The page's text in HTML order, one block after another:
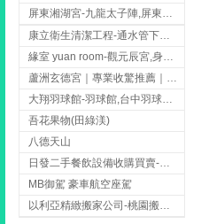
屏東湘湖宮-九龍太子陣,屏東九龍太子陣
康立衛生清潔工程-通水管下水道 清排水溝 台北抽水肥 台北洗污水管 桃園洗污水管下水道
緣室 yuan room-觀元辰宮,身心靈課程,台中觀元辰宮,台中身心靈課程,西屯觀元辰宮
蘆洲玄德宮｜專業收驚推薦｜問事服務｜點燈祭改｜補財補運-玄天上帝廟,問事,台北玄天上帝廟,蘆洲問事,
大翔羽球館-羽球館,台中羽球館,台中羽球場地出租,台中專業羽球館
吾花果物(田綠渼)
八德天山
日發二手餐飲設備收購買賣-二手貨買賣,台中二手貨買賣,台中二手餐飲收購
MB御駕 豪車航空座駕
以利亞精緻搬家公司-桃園搬家吊車,桃園專業搬家吊車,龍潭吊車搬家